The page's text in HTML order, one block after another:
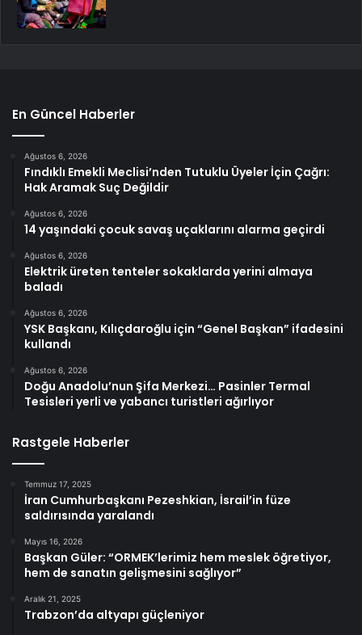
En Güncel Haberler
Ağustos 6, 2026
Fındıklı Emekli Meclisi’nden Tutuklu Üyeler İçin Çağrı:
Hak Aramak Suç Değildir
Ağustos 6, 2026
14 yaşındaki çocuk savaş uçaklarını alarma geçirdi
Ağustos 6, 2026
Elektrik üreten tenteler sokaklarda yerini almaya
baladı
Ağustos 6, 2026
YSK Başkanı, Kılıçdaroğlu için “Genel Başkan” ifadesini
kullandı
Ağustos 6, 2026
Doğu Anadolu’nun Şifa Merkezi… Pasinler Termal
Tesisleri yerli ve yabancı turistleri ağırlıyor
Rastgele Haberler
Temmuz 17, 2025
İran Cumhurbaşkanı Pezeshkian, İsrail’in füze
saldırısında yaralandı
Mayıs 16, 2026
Başkan Güler: “ORMEK’lerimiz hem meslek öğretiyor,
hem de sanatın gelişmesini sağlıyor”
Aralık 21, 2025
Trabzon’da altyapı güçleniyor